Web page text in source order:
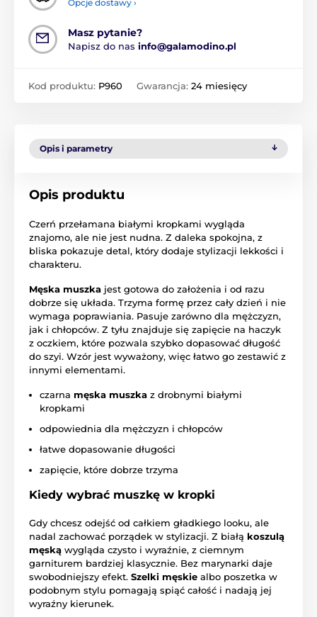
Opcje dostawy ›
Masz pytanie?
Napisz do nas info@galamodino.pl
Kod produktu: P960 Gwarancja: 24 miesięcy
Opis i parametry
Opis produktu
Czerń przełamana białymi kropkami wygląda
znajomo, ale nie jest nudna. Z daleka spokojna, z
bliska pokazuje detal, który dodaje stylizacji lekkości i
charakteru.
Męska muszka jest gotowa do założenia i od razu
dobrze się układa. Trzyma formę przez cały dzień i nie
wymaga poprawiania. Pasuje zarówno dla mężczyzn,
jak i chłopców. Z tyłu znajduje się zapięcie na haczyk
z oczkiem, które pozwala szybko dopasować długość
do szyi. Wzór jest wyważony, więc łatwo go zestawić z
innymi elementami.
czarna męska muszka z drobnymi białymi
kropkami
odpowiednia dla mężczyzn i chłopców
łatwe dopasowanie długości
zapięcie, które dobrze trzyma
Kiedy wybrać muszkę w kropki
Gdy chcesz odejść od całkiem gładkiego looku, ale
nadal zachować porządek w stylizacji. Z białą koszulą
męską wygląda czysto i wyraźnie, z ciemnym
garniturem bardziej klasycznie. Bez marynarki daje
swobodniejszy efekt. Szelki męskie albo poszetka w
podobnym stylu pomagają spiąć całość i nadają jej
wyraźny kierunek.